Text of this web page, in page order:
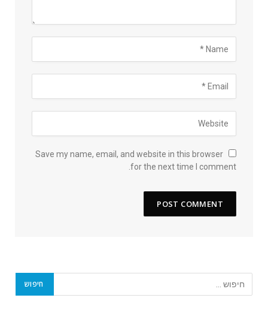
Save my name, email, and website in this browser
for the next time I comment.